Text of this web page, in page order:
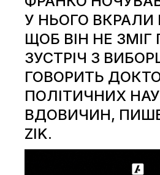
У НЬОГО ВКРАЛИ
ЩОБ ВІН НЕ ЗМІГ
ЗУСТРІЧ З
ГОВОРИТЬ
ПОЛІТИЧНИХ
ВДОВИЧИН,
ZIK.